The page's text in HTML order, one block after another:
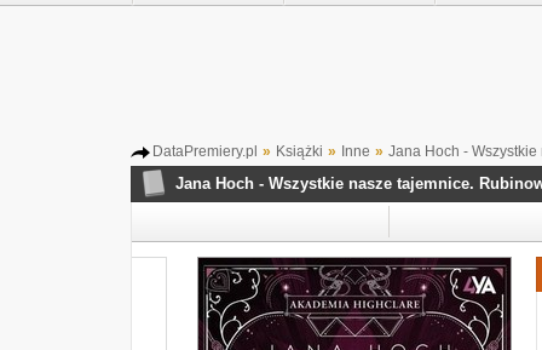
DataPremiery.pl » Książki » Inne » Jana Hoch -
Jana Hoch - Wszystkie nasze tajemnice.